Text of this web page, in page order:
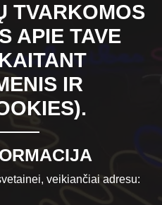
TVARKOMOS
APIE TAVE
IR
veikiančiai adresu: